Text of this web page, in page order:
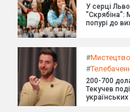
У серці
"Скрябіна":
попурі до
#
#
200-700
Текучев
українських